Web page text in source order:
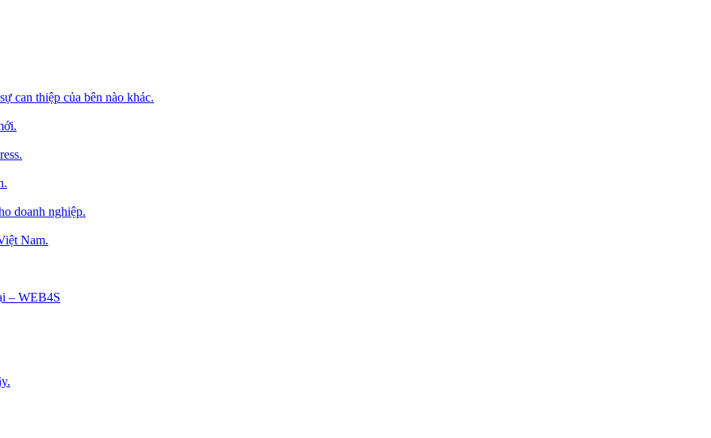
can thiệp của bên nào khác.
doanh nghiệp.
Nam.
– WEB4S